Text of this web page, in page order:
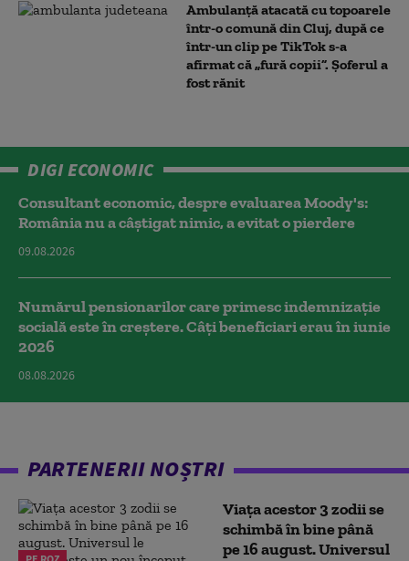
Ambulanţă atacată cu topoarele
într-o comună din Cluj, după ce
într-un clip pe TikTok s-a
afirmat că „fură copii”. Șoferul a
fost rănit
DIGI ECONOMIC
Consultant economic, despre evaluarea Moody's:
România nu a câştigat nimic, a evitat o pierdere
09.08.2026
Numărul pensionarilor care primesc indemnizaţie
socială este în creștere. Câți beneficiari erau în iunie
2026
08.08.2026
PARTENERII NOȘTRI
Viața acestor 3 zodii se
schimbă în bine până
pe 16 august. Universul